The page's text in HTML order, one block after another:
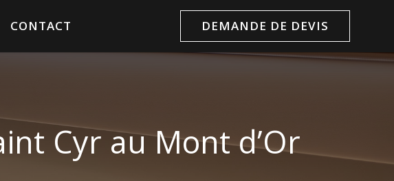
CONTACT DEMANDE DE DEVIS
Cyr au Mont d’Or